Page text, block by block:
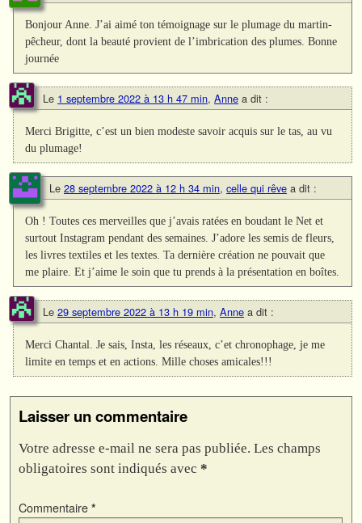
Bonjour Anne. J’ai aimé ton témoignage sur le plumage du martin-
pêcheur, dont la beauté provient de l’imbrication des plumes. Bonne
journée
Le 1 septembre 2022 à 13 h 47 min, Anne a dit :
Merci Brigitte, c’est un bien modeste savoir acquis sur le tas, au vu
du plumage!
Le 28 septembre 2022 à 12 h 34 min, celle qui rêve a dit :
Oh ! Toutes ces merveilles que j’avais ratées en boudant le Net et
surtout Instagram pendant des semaines. J’adore les semis de fleurs,
les livres textiles et les textes. Ta dernière création ne pouvait que
me plaire. Et j’aime le soin que tu prends à la présentation en boîtes.
Le 29 septembre 2022 à 13 h 19 min, Anne a dit :
Merci Chantal. Je sais, Insta, les réseaux, c’et chronophage, je me
limite en temps et en actions. Mille choses amicales!!!
Laisser un commentaire
Votre adresse e-mail ne sera pas publiée. Les champs
obligatoires sont indiqués avec *
Commentaire *